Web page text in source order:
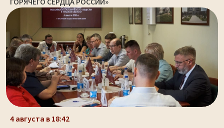
4 августа в 18:42